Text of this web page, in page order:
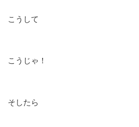
こうして
こうじゃ！
そしたら